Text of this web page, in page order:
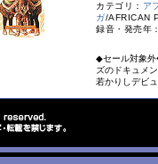
カテゴリ： ア
ガ/AFRICAN
録音・発売年
◆セール対象外
ズのドキュメ
若かりしデビ